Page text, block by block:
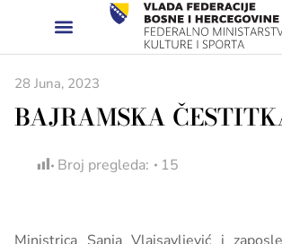
28 Juna, 2023
BAJRAMSKA
Broj pregleda: 15